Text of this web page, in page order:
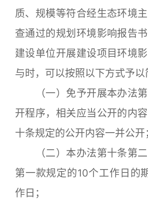
质、规模等符合经生态环境
查通过的规划环境影响报告书
建设单位开展建设项目环境
与时，可以按照以下方式予以
（一）免予开展本办法第
开程序，相关应当公开的内
十条规定的公开内容一并公开
（二）本办法第十条第二
第一款规定的10个工作日的
作日；